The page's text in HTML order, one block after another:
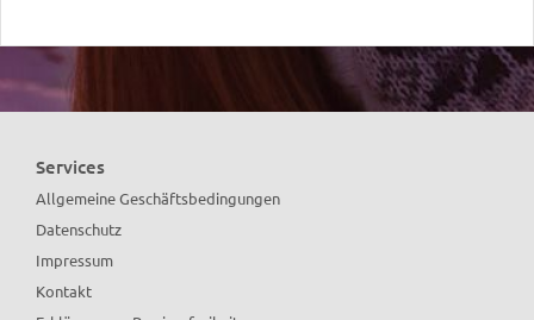
Nähe!
Services
Allgemeine Geschäftsbedingungen
Datenschutz
Impressum
Kontakt